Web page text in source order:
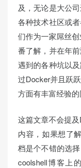
及，无论是大公
各种技术社区或
们作为一家屌丝
番了解，并在年
遇到的各种坑以
过Docker并且跃
方面有丰富经验的
这篇文章不会提
内容，如果想了
档是个不错的选
coolshell博客上